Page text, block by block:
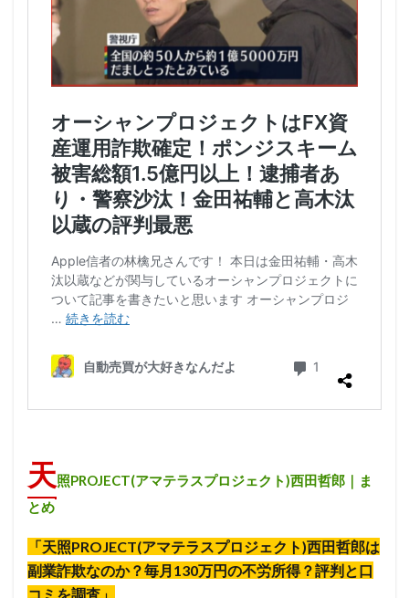
天照PROJECT(アマテラスプロジェクト)西田哲郎｜ま
とめ
「天照PROJECT(アマテラスプロジェクト)西田哲郎は
副業詐欺なのか？毎月130万円の不労所得？評判と口
コミを調査」